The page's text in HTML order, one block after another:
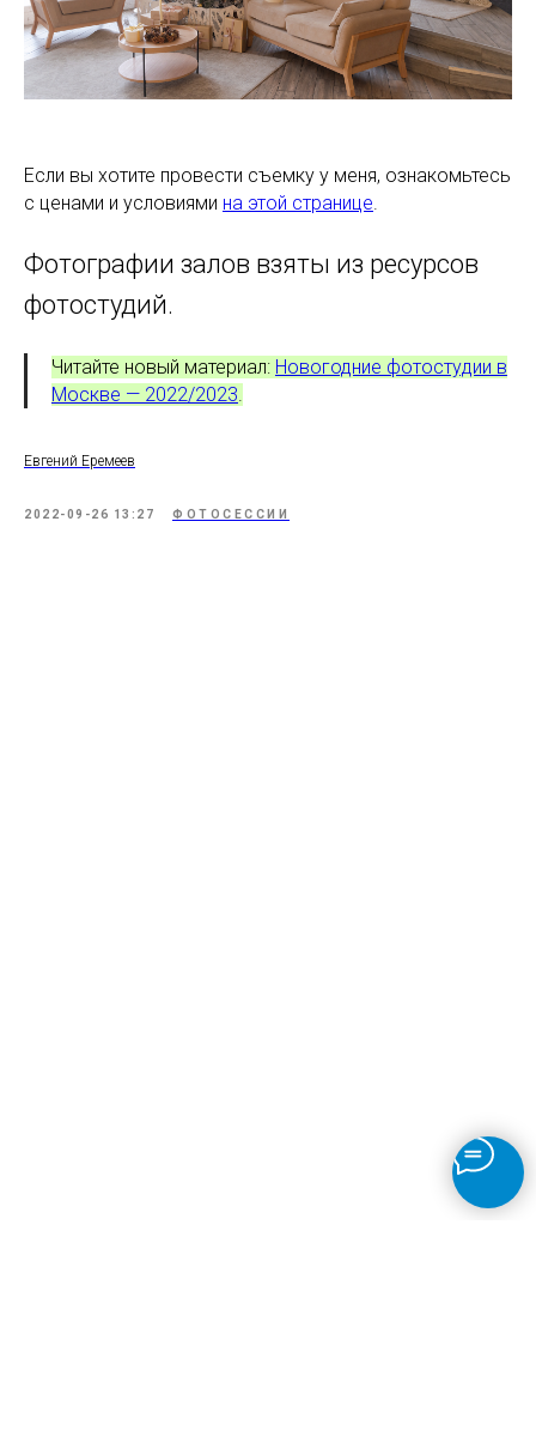
Если вы хотите провести съемку у меня, ознакомьтесь
с ценами и условиями на этой странице
Фотографии залов взяты из ресурсов
фотостудий.
Читайте новый материал: Новогодние фотостудии в
Москве — 2022/2023
Евгений Еремеев
2022-09-26 13:27 ФОТОСЕССИИ